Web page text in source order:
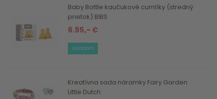
Baby Bottle kaučukové cumlíky (stredný
prietok) BIBS
6.95,- €
skladom
Kreatívna sada náramky Fairy Garden
Little Dutch